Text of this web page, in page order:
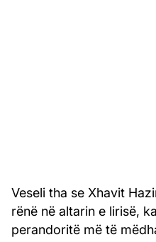
Veseli tha se Xhavit
rënë në altarin e lirisë,
perandoritë më të